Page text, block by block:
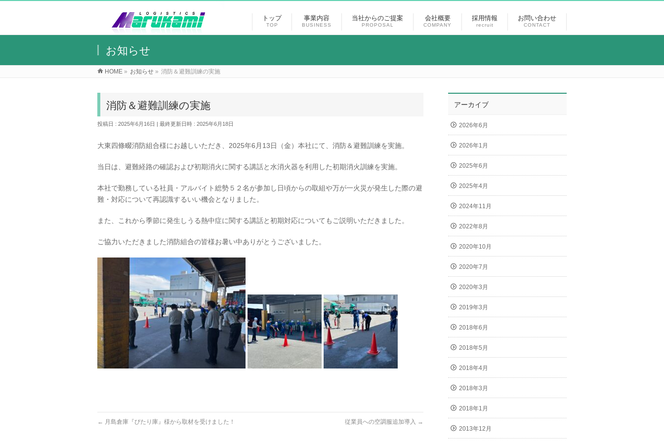
トップ
TOP
事業内容
BUSINESS
当社からのご提案
PROPOSAL
会社概要
COMPANY
採用情報
recruit
お問い合わせ
CONTACT
お知らせ
HOME » お知らせ » 消防＆避難訓練の実施
消防＆避難訓練の実施
投稿日 : 2025年6月16日 最終更新日時 : 2025年6月18日
大東四條畷消防組合様にお越しいただき、2025年6月13日（金）本社にて、消防＆避難訓練を実施。
当日は、避難経路の確認および初期消火に関する講話と水消火器を利用した初期消火訓練を実施。
本社で勤務している社員・アルバイト総勢５２名が参加し日頃からの取組や万が一火災が発生した際の避
難・対応について再認識するいい機会となりました。
また、これから季節に発生しうる熱中症に関する講話と初期対応についてもご説明いただきました。
ご協力いただきました消防組合の皆様お暑い中ありがとうございました。
← 月島倉庫『ぴたり庫』様から取材を受けました！ 従業員への空調服追加導入 →
アーカイブ
2026年6月
2026年1月
2025年6月
2025年4月
2024年11月
2022年8月
2020年10月
2020年7月
2020年3月
2019年3月
2018年6月
2018年5月
2018年4月
2018年3月
2018年1月
2013年12月